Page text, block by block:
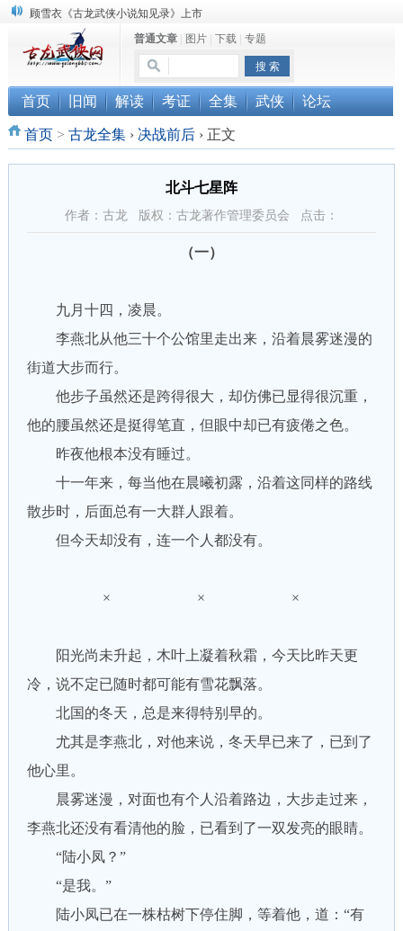
顾雪衣《古龙武侠小说知见录》上市
“武侠书库”查缺补漏活动圆满结束
《古龙小说原貌探究》修订版已上市
普通文章| 图片| 下载| 专题
首页 旧闻 解读 考证 全集 武侠 论坛
首页> 古龙全集 › 决战前后 ›正文
北斗七星阵
作者：古龙 版权：古龙著作管理委员会 点击：
（一）
九月十四，凌晨。
李燕北从他三十个公馆里走出来，沿着晨雾迷漫的
街道大步而行。
他步子虽然还是跨得很大，却仿佛已显得很沉重，
他的腰虽然还是挺得笔直，但眼中却已有疲倦之色。
昨夜他根本没有睡过。
十一年来，每当他在晨曦初露，沿着这同样的路线
散步时，后面总有一大群人跟着。
但今天却没有，连一个人都没有。
× × ×
阳光尚未升起，木叶上凝着秋霜，今天比昨天更
冷，说不定已随时都可能有雪花飘落。
北国的冬天，总是来得特别早的。
尤其是李燕北，对他来说，冬天早已来了，已到了
他心里。
晨雾迷漫，对面也有个人沿着路边，大步走过来，
李燕北还没有看清他的脸，已看到了一双发亮的眼睛。
“陆小凤？”
“是我。”
陆小凤已在一株枯树下停住脚，等着他，道：“有